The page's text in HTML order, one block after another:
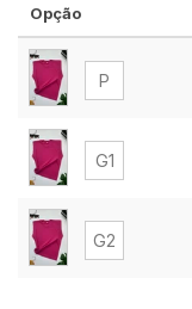
Opção
P
G1
G2